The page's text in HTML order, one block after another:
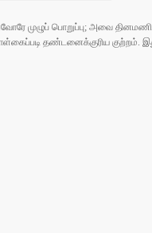
முழுப் பொறுப்பு; அவை
தண்டனைக்குரிய குற்றம்.